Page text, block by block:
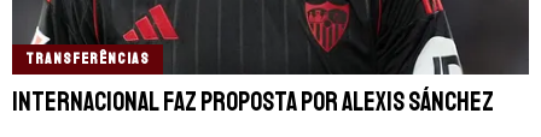
TRANSFERÊNCIAS
Internacional faz proposta por Alexis Sánchez